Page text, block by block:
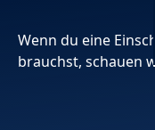
Wenn du eine
brauchst, schauen